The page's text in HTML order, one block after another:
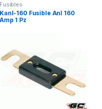
Fusibles
Kanl-160 Fusible Anl 160
Amp 1 Pz